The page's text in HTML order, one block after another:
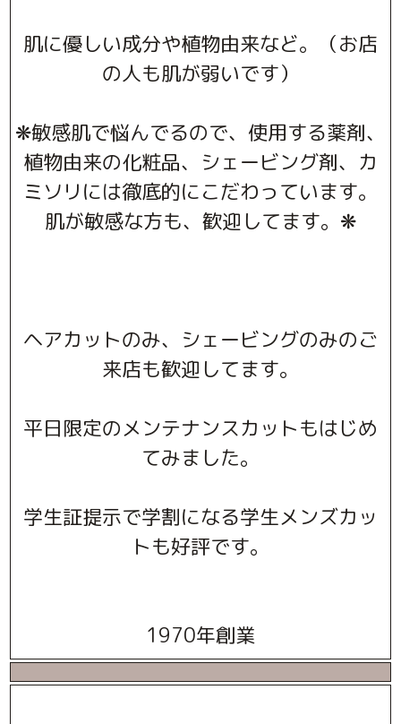
肌に優しい成分や植物由来など。（お店
の人も肌が弱いです）
❋敏感肌で悩んでるので、使用する薬剤、
植物由来の化粧品、シェービング剤、カ
ミソリには徹底的にこだわっています。
肌が敏感な方も、歓迎してます。❋
ヘアカットのみ、シェービングのみのご
来店も歓迎してます。
平日限定のメンテナンスカットもはじめ
てみました。
学生証提示で学割になる学生メンズカッ
トも好評です。
1970年創業